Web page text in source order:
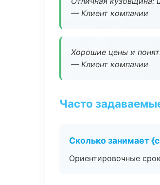
— Клиент компании
Хорошие цены и
— Клиент компании
Часто
Сколько занимает
Ориентировочные